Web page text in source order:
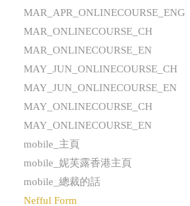
MAR_APR_ONLINECOURSE_ENG
MAR_ONLINECOURSE_CH
MAR_ONLINECOURSE_EN
MAY_JUN_ONLINECOURSE_CH
MAY_JUN_ONLINECOURSE_EN
MAY_ONLINECOURSE_CH
MAY_ONLINECOURSE_EN
mobile_主頁
mobile_妮芙露香港主頁
mobile_總裁的話
Nefful Form